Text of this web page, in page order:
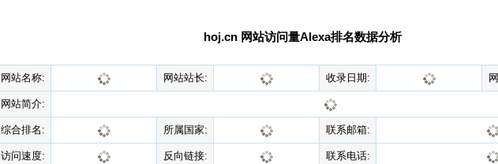
hoj.cn 网站访问量Alexa排名数据分析
网站名称: 网站站长: 收录日期:
网站简介:
综合排名: 所属国家: 联系邮箱:
访问速度: 反向链接: 联系电话: